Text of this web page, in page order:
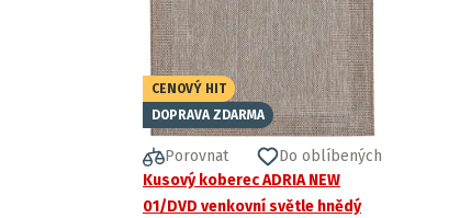
CENOVÝ HIT
DOPRAVA ZDARMA
Porovnat
Do oblíbených
Kusový koberec ADRIA NEW
01/DVD venkovní světle hnědý